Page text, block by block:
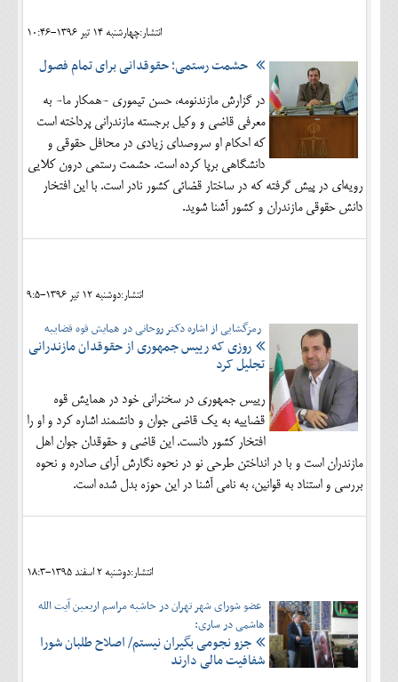
انتشار:چهارشنبه 14 تير 1396-10:46
حشمت رستمی؛ حقوقدانی برای تمام فصول
در گزارش مازندنومه، حسن تیموری -همکار ما- به
معرفی قاضی و وکیل برجسته مازندرانی پرداخته است
که احکام او سروصدای زیادی در محافل حقوقی و
دانشگاهی برپا کرده است. حشمت رستمی درون کلایی
رویه‌ای در پیش گرفته که در ساختار قضائی کشور نادر است. با این افتخار
دانش حقوقی مازندران و کشور آشنا شوید.
انتشار:دوشنبه 12 تير 1396-9:5
رمزگشایی از اشاره دکتر روحانی در همایش قوه قضاییه
روزی که رییس جمهوری از حقوقدان مازندرانی
تجلیل کرد
رییس جمهوری در سخنرانی خود در همایش قوه
قضاییه به یک قاضی جوان و دانشمند اشاره کرد و او را
افتخار کشور دانست. این قاضی و حقوقدان جوان اهل
مازندران است و با در انداختن طرحی نو در نحوه نگارش آرای صادره و نحوه
بررسی و استناد به قوانین، به نامی آشنا در این حوزه بدل شده است.
انتشار:دوشنبه 2 اسفند 1395-18:3
عضو شورای شهر تهران در حاشیه مراسم اربعین آیت الله
هاشمی در ساری:
جزو نجومی بگیران نیستم/ اصلاح طلبان شورا
شفافیت مالی دارند